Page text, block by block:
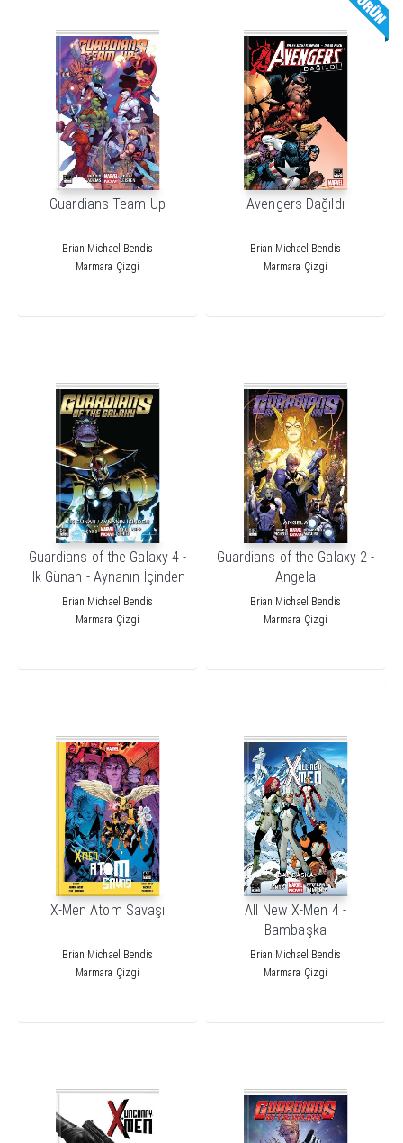
Guardians Team-Up
Brian Michael Bendis
Marmara Çizgi
Avengers Dağıldı
Brian Michael Bendis
Marmara Çizgi
Guardians of the Galaxy 4 -
İlk Günah - Aynanın İçinden
Brian Michael Bendis
Marmara Çizgi
Guardians of the Galaxy 2 -
Angela
Brian Michael Bendis
Marmara Çizgi
X-Men Atom Savaşı
Brian Michael Bendis
Marmara Çizgi
All New X-Men 4 -
Bambaşka
Brian Michael Bendis
Marmara Çizgi